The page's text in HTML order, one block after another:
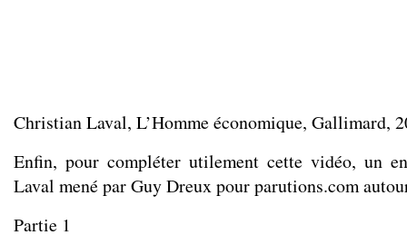
Christian Laval, L’Homme économique, Gallimard,
Enfin, pour compléter utilement cette vidéo, un
Laval mené par Guy Dreux pourparutions.com
Partie 1